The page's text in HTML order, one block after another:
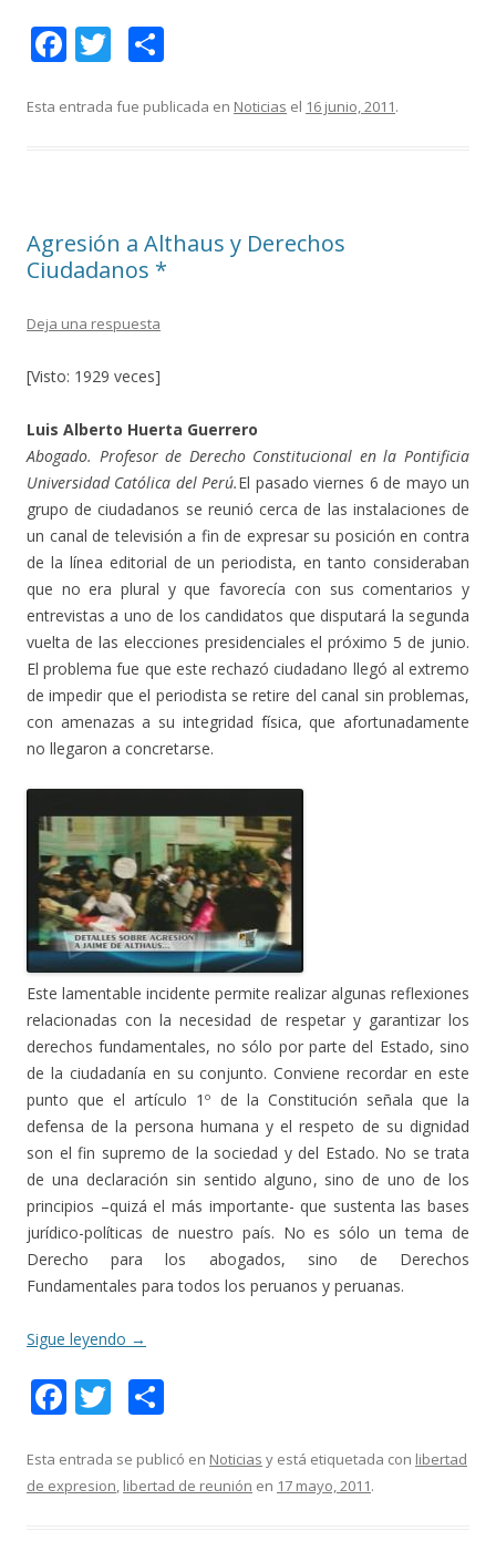
F
e
k
T
itt m
r
Esta entrada fue publicada en Noticias el 16 junio, 2011.
Agresión a Althaus y Derechos
Ciudadanos *
Deja una respuesta
[Visto: 1929 veces]
Luis Alberto Huerta Guerrero
Abogado. Profesor de Derecho Constitucional en la Pontificia
Universidad Católica del Perú.El pasado viernes 6 de mayo un
grupo de ciudadanos se reunió cerca de las instalaciones de
un canal de televisión a fin de expresar su posición en contra
de la línea editorial de un periodista, en tanto consideraban
que no era plural y que favorecía con sus comentarios y
entrevistas a uno de los candidatos que disputará la segunda
vuelta de las elecciones presidenciales el próximo 5 de junio.
El problema fue que este rechazó ciudadano llegó al extremo
de impedir que el periodista se retire del canal sin problemas,
con amenazas a su integridad física, que afortunadamente
no llegaron a concretarse.
Este lamentable incidente permite realizar algunas reflexiones
relacionadas con la necesidad de respetar y garantizar los
derechos fundamentales, no sólo por parte del Estado, sino
de la ciudadanía en su conjunto. Conviene recordar en este
punto que el artículo 1º de la Constitución señala que la
defensa de la persona humana y el respeto de su dignidad
son el fin supremo de la sociedad y del Estado. No se trata
de una declaración sin sentido alguno, sino de uno de los
principios –quizá el más importante- que sustenta las bases
jurídico-políticas de nuestro país. No es sólo un tema de
Derecho para los abogados, sino de Derechos
Fundamentales para todos los peruanos y peruanas.
Sigue leyendo →
F
e
b
T
itt
er
m
p
Esta entrada se publicó en Noticias y está etiquetada con libertad
de expresion, libertad de reunión en 17 mayo, 2011.